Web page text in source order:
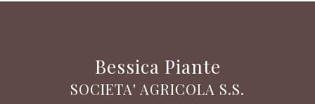
Bessica Piante
SOCIETA' AGRICOLA S.S.